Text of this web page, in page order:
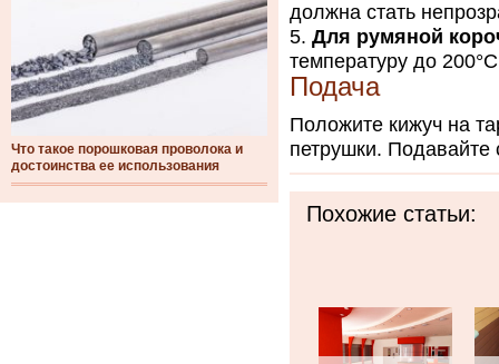
Что такое порошковая проволока и
достоинства ее использования
должна стать
Для румяной
температуру до
Подача
Положите кижуч на
петрушки.
Похожие статьи: